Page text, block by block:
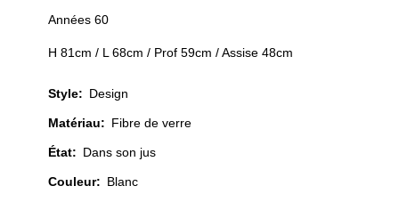
Années 60
H 81cm / L 68cm / Prof 59cm / Assise 48cm
Style: Design
Matériau: Fibre de verre
État: Dans son jus
Couleur: Blanc